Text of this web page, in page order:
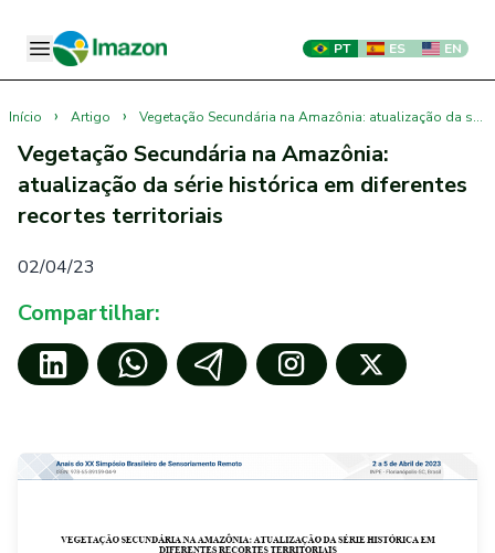
PT ES EN
Início › Artigo › Vegetação Secundária na Amazônia: atualização da série histórica em diferentes recortes territoriais
Vegetação Secundária na Amazônia:
atualização da série histórica em diferentes
recortes territoriais
02/04/23
Compartilhar: